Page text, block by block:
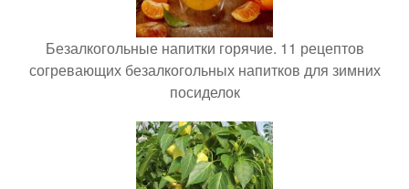
Безалкогольные напитки горячие. 11 рецептов
согревающих безалкогольных напитков для зимних
посиделок